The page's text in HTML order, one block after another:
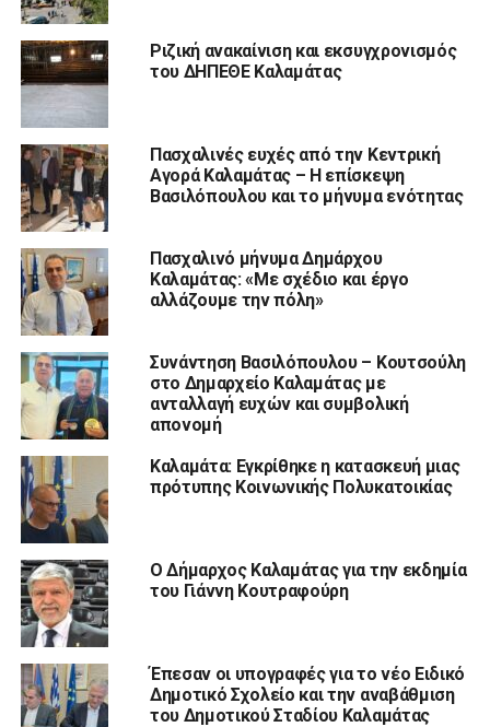
Ριζική ανακαίνιση και εκσυγχρονισμός
του ΔΗΠΕΘΕ Καλαμάτας
Πασχαλινές ευχές από την Κεντρική
Αγορά Καλαμάτας – Η επίσκεψη
Βασιλόπουλου και το μήνυμα ενότητας
Πασχαλινό μήνυμα Δημάρχου
Καλαμάτας: «Με σχέδιο και έργο
αλλάζουμε την πόλη»
Συνάντηση Βασιλόπουλου – Κουτσούλη
στο Δημαρχείο Καλαμάτας με
ανταλλαγή ευχών και συμβολική
απονομή
Καλαμάτα: Εγκρίθηκε η κατασκευή μιας
πρότυπης Κοινωνικής Πολυκατοικίας
Ο Δήμαρχος Καλαμάτας για την εκδημία
του Γιάννη Κουτραφούρη
Έπεσαν οι υπογραφές για το νέο Ειδικό
Δημοτικό Σχολείο και την αναβάθμιση
του Δημοτικού Σταδίου Καλαμάτας